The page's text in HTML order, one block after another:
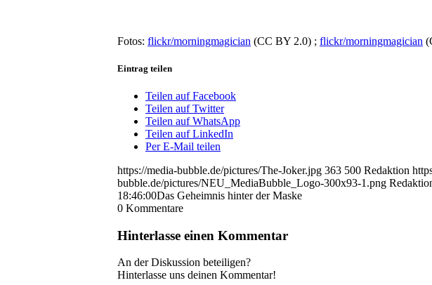
Fotos: flickr/morningmagician (CC BY 2.0) ; flickr/morningmagician
Eintrag teilen
Teilen auf Facebook
Teilen auf Twitter
Teilen auf WhatsApp
Teilen auf LinkedIn
Per E-Mail teilen
https://media-bubble.de/pictures/The-Joker.jpg 363 500 Redaktion
bubble.de/pictures/NEU_MediaBubble_Logo-300x93-1.png
18:46:00Das Geheimnis hinter der Maske
0 Kommentare
Hinterlasse einen Kommentar
An der Diskussion beteiligen?
Hinterlasse uns deinen Kommentar!